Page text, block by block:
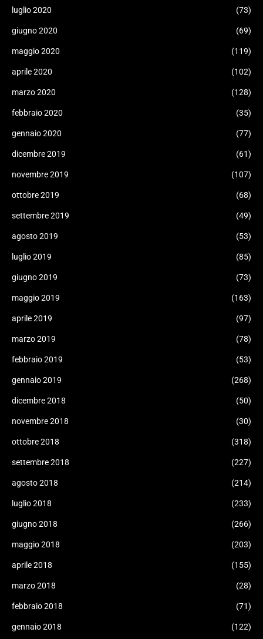
luglio 2020 (73)
giugno 2020 (69)
maggio 2020 (119)
aprile 2020 (102)
marzo 2020 (128)
febbraio 2020 (35)
gennaio 2020 (77)
dicembre 2019 (61)
novembre 2019 (107)
ottobre 2019 (68)
settembre 2019 (49)
agosto 2019 (53)
luglio 2019 (85)
giugno 2019 (73)
maggio 2019 (163)
aprile 2019 (97)
marzo 2019 (78)
febbraio 2019 (53)
gennaio 2019 (268)
dicembre 2018 (50)
novembre 2018 (30)
ottobre 2018 (318)
settembre 2018 (227)
agosto 2018 (214)
luglio 2018 (233)
giugno 2018 (266)
maggio 2018 (203)
aprile 2018 (155)
marzo 2018 (28)
febbraio 2018 (71)
gennaio 2018 (122)